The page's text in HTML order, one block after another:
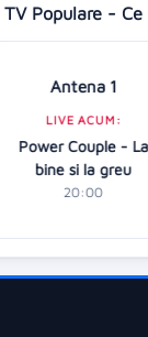
Populare - Ce
Antena 1
LIVE ACUM:
Power Couple - La
bine si la greu
20:00